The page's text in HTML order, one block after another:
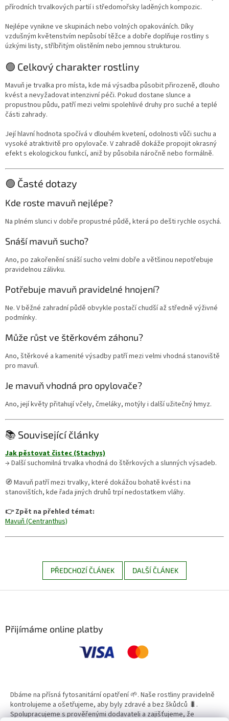
přírodních trvalkových partií i středomořsky laděných kompozic.
Nejlépe vynikne ve skupinách nebo volných opakováních. Díky
vzdušným květenstvím nepůsobí těžce a dobře doplňuje rostliny s
úzkými listy, stříbřitým olistěním nebo jemnou strukturou.
🟢 Celkový charakter rostliny
Mavuň je trvalka pro místa, kde má výsadba působit přirozeně, dlouho
kvést a nevyžadovat intenzivní péči. Pokud dostane slunce a
propustnou půdu, patří mezi velmi spolehlivé druhy pro suché a teplé
části zahrady.
Její hlavní hodnota spočívá v dlouhém kvetení, odolnosti vůči suchu a
vysoké atraktivitě pro opylovače. V zahradě dokáže propojit okrasný
efekt s ekologickou funkcí, aniž by působila náročně nebo formálně.
🟢 Časté dotazy
Kde roste mavuň nejlépe?
Na plném slunci v dobře propustné půdě, která po dešti rychle osychá.
Snáší mavuň sucho?
Ano, po zakořenění snáší sucho velmi dobře a většinou nepotřebuje
pravidelnou zálivku.
Potřebuje mavuň pravidelné hnojení?
Ne. V běžné zahradní půdě obvykle postačí chudší až středně výživné
podmínky.
Může růst ve štěrkovém záhonu?
Ano, štěrkové a kamenité výsadby patří mezi velmi vhodná stanoviště
pro mavuň.
Je mavuň vhodná pro opylovače?
Ano, její květy přitahují včely, čmeláky, motýly i další užitečný hmyz.
📚 Související články
Jak pěstovat čistec (Stachys)
→ Další suchomilná trvalka vhodná do štěrkových a slunných výsadeb.
🧭 Mavuň patří mezi trvalky, které dokážou bohatě kvést i na
stanovištích, kde řada jiných druhů trpí nedostatkem vláhy.
👉 Zpět na přehled témat:
Mavuň (Centranthus)
PŘEDCHOZÍ ČLÁNEK DALŠÍ ČLÁNEK
Přijímáme online platby
Dbáme na přísná fytosanitární opatření 🌱. Naše rostliny pravidelně
kontrolujeme a ošetřujeme, aby byly zdravé a bez škůdců 🐛.
Spolupracujeme s prověřenými dodavateli a zajišťujeme, že